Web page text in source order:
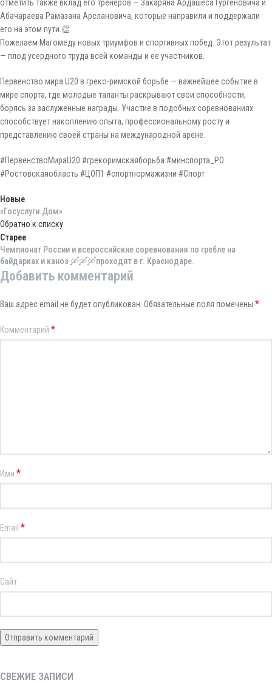
отметить также вклад его тренеров — Закаряна Ардашеса Гургеновича и
Абачараева Рамазана Арслановича, которые направили и поддержали
его на этом пути.👏
Пожелаем Магомеду новых триумфов и спортивных побед. Этот результат
— плод усердного труда всей команды и ее участников.
Первенство мира U20 в греко-римской борьбе — важнейшее событие в
мире спорта, где молодые таланты раскрывают свои способности,
борясь за заслуженные награды. Участие в подобных соревнованиях
способствует накоплению опыта, профессиональному росту и
представлению своей страны на международной арене.
#ПервенствоМираU20 #грекоримскаяборьба #минспорта_РО
#Ростовскаяобласть #ЦОП1 #спортнормажизни #Спорт
Новые
«Госуслуги.Дом»
Обратно к списку
Старее
Чемпионат России и всероссийские соревнования по гребле на
байдарках и каноэ 🛶🛶🛶проходят в г. Краснодаре.
Добавить комментарий
Ваш адрес email не будет опубликован. Обязательные поля помечены *
Комментарий *
Имя *
Email *
Сайт
СВЕЖИЕ ЗАПИСИ